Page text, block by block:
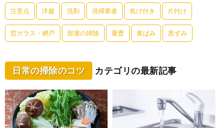
注意点 洋服 洗剤 清掃業者 焦げ付き 片付け
窓ガラス・網戸 部屋の掃除 重曹 黄ばみ 黒ずみ
日常の掃除のコツ カテゴリの最新記事